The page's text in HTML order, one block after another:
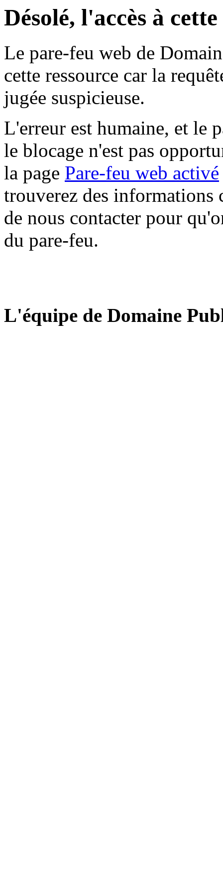
Désolé, l'accès à
Le pare-feu web de
cette ressource car la
jugée suspicieuse.
L'erreur est humaine, et le
le blocage n'est pas
la page Pare-feu web activé
trouverez des informations
de nous contacter pour
du pare-feu.
L'équipe de Domaine